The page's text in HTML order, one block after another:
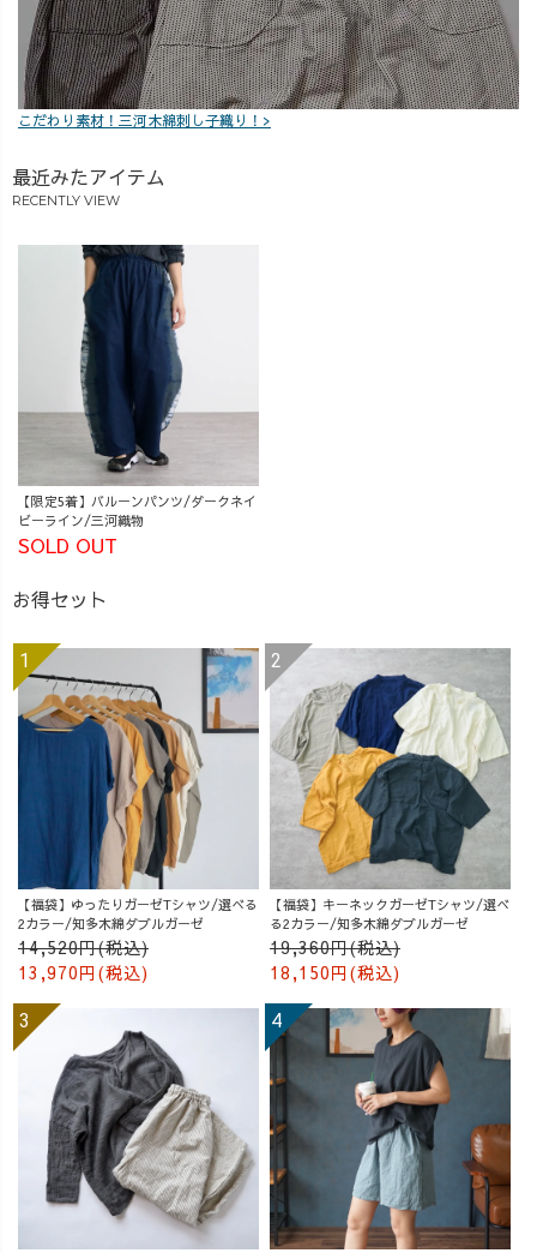
こだわり素材！三河木綿刺し子織り！>
最近みたアイテム
RECENTLY VIEW
【限定5着】バルーンパンツ/ダークネイ
ビーライン/三河織物
SOLD OUT
お得セット
【福袋】ゆったりガーゼTシャツ/選べる
2カラー/知多木綿ダブルガーゼ
14,520円(税込)
13,970円(税込)
【福袋】キーネックガーゼTシャツ/選べ
る2カラー/知多木綿ダブルガーゼ
19,360円(税込)
18,150円(税込)